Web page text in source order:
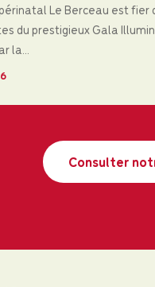
Le Berceau est fier
du prestigieux Gala
la...
Consulter